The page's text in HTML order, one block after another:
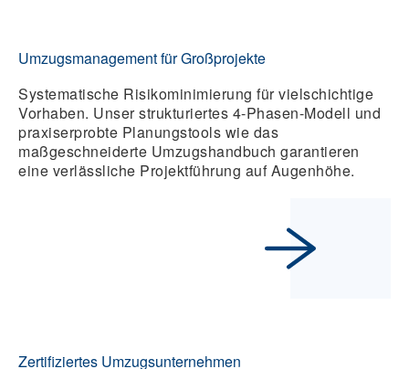
Umzugsmanagement für Großprojekte
Systematische Risikominimierung für vielschichtige
Vorhaben. Unser strukturiertes 4-Phasen-Modell und
praxiserprobte Planungstools wie das
maßgeschneiderte Umzugshandbuch garantieren
eine verlässliche Projektführung auf Augenhöhe.
Zertifiziertes Umzugsunternehmen